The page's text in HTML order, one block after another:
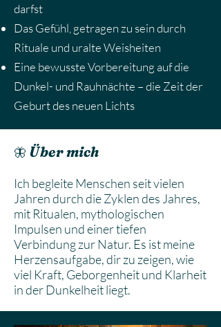
darfst
Das Gefühl, getragen zu sein durch
Rituale und uralte Weisheiten
Eine bewusste Vorbereitung auf die
Dunkel- und Rauhnächte – die Zeit der
Geburt des neuen Lichts
🦋 Über mich
Ich begleite Menschen seit vielen
Jahren durch die Zyklen des Jahres,
mit Ritualen, mythologischen
Impulsen und einer tiefen
Verbindung zur Natur. Es ist meine
Herzensaufgabe, dir zu zeigen, wie
viel Kraft, Geborgenheit und Klarheit
in der Dunkelheit liegt.